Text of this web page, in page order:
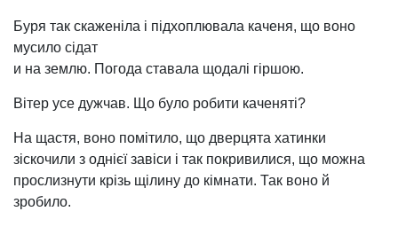
Буря так скаженіла і підхоплювала каченя, що воно
мусило сідат
и на землю. Погода ставала щодалі гіршою.
Вітер усе дужчав. Що було робити каченяті?
На щастя, воно помітило, що дверцята хатинки
зіскочили з однієї завіси і так покривилися, що можна
прослизнути крізь щілину до кімнати. Так воно й
зробило.